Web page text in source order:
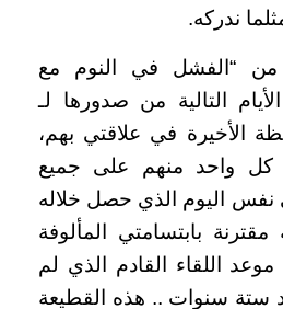
ندركه.
“الفشل في النوم مع
التالية من صدورها لـ
الأخيرة في علاقتي بهم،
واحد منهم على جميع
نفس اليوم الذي حصل خلاله
بابتسامتي المألوفة
اللقاء القادم الذي لم
ستة سنوات .. هذه القطيعة